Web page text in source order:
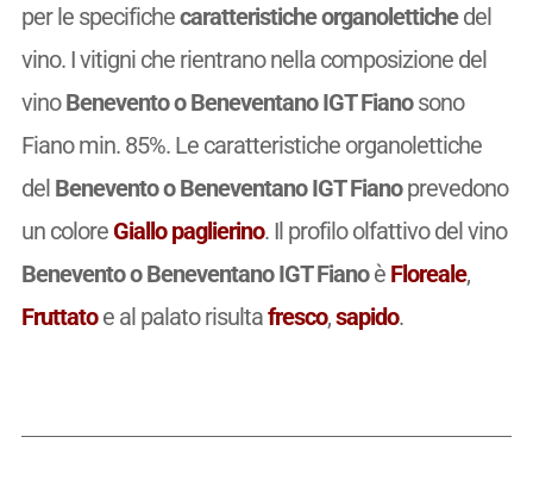
per le specifichecaratteristiche organolettichedel
vino. I vitigni che rientrano nella composizione del
vinoBenevento o Beneventano IGT Fianosono
Fiano min. 85%. Le caratteristiche organolettiche
delBenevento o Beneventano IGT Fianoprevedono
un colore Giallo paglierino. Il profilo olfattivo del vino
Benevento o Beneventano IGT Fianoè Floreale,
Fruttatoe al palato risultafresco,sapido.